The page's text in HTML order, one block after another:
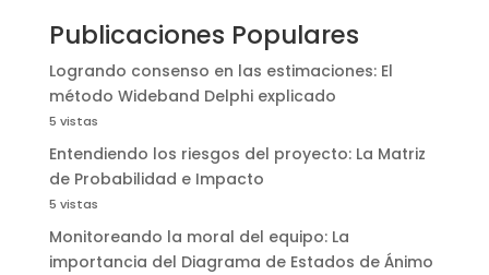
Publicaciones Populares
Logrando consenso en las estimaciones: El
método Wideband Delphi explicado
5 vistas
Entendiendo los riesgos del proyecto: La Matriz
de Probabilidad e Impacto
5 vistas
Monitoreando la moral del equipo: La
importancia del Diagrama de Estados de Ánimo